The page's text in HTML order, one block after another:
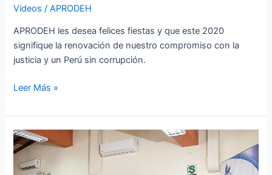
Videos /APRODEH
APRODEH les desea felices fiestas y que este 2020
signifique la renovación de nuestro compromiso con la
justicia y un Perú sin corrupción.
desea
Leer Más »
APRODEH
organizó
taller